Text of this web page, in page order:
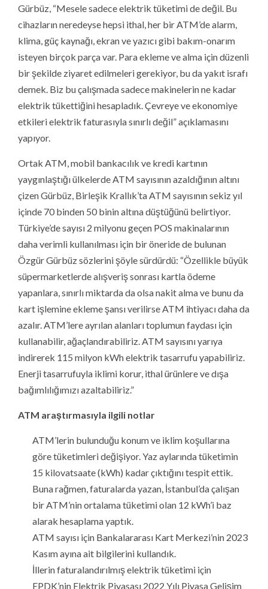
Gürbüz, “Mesele sadece elektrik tüketimi de değil. Bu
cihazların neredeyse hepsi ithal, her bir ATM’de alarm,
klima, güç kaynağı, ekran ve yazıcı gibi bakım-onarım
isteyen birçok parça var. Para ekleme ve alma için düzenli
bir şekilde ziyaret edilmeleri gerekiyor, bu da yakıt israfı
demek. Biz bu çalışmada sadece makinelerin ne kadar
elektrik tükettiğini hesapladık. Çevreye ve ekonomiye
etkileri elektrik faturasıyla sınırlı değil” açıklamasını
yapıyor.
Ortak ATM, mobil bankacılık ve kredi kartının
yaygınlaştığı ülkelerde ATM sayısının azaldığının altını
çizen Gürbüz, Birleşik Krallık’ta ATM sayısının sekiz yıl
içinde 70 binden 50 binin altına düştüğünü belirtiyor.
Türkiye’de sayısı 2 milyonu geçen POS makinalarının
daha verimli kullanılması için bir öneride de bulunan
Özgür Gürbüz sözlerini şöyle sürdürdü: “Özellikle büyük
süpermarketlerde alışveriş sonrası kartla ödeme
yapanlara, sınırlı miktarda da olsa nakit alma ve bunu da
kart işlemine ekleme şansı verilirse ATM ihtiyacı daha da
azalır. ATM’lere ayrılan alanları toplumun faydası için
kullanabilir, ağaçlandırabiliriz. ATM sayısını yarıya
indirerek 115 milyon kWh elektrik tasarrufu yapabiliriz.
Enerji tasarrufuyla iklimi korur, ithal ürünlere ve dışa
bağımlılığımızı azaltabiliriz.”
ATM araştırmasıyla ilgili notlar
ATM’lerin bulunduğu konum ve iklim koşullarına
göre tüketimleri değişiyor. Yaz aylarında tüketimin
15 kilovatsaate (kWh) kadar çıktığını tespit ettik.
Buna rağmen, faturalarda yazan, İstanbul’da çalışan
bir ATM’nin ortalama tüketimi olan 12 kWh’i baz
alarak hesaplama yaptık.
ATM sayısı için Bankalararası Kart Merkezi’nin 2023
Kasım ayına ait bilgilerini kullandık.
İllerin faturalandırılmış elektrik tüketimi için
EPDK’nin Elektrik Piyasası 2022 Yılı Piyasa Gelişim